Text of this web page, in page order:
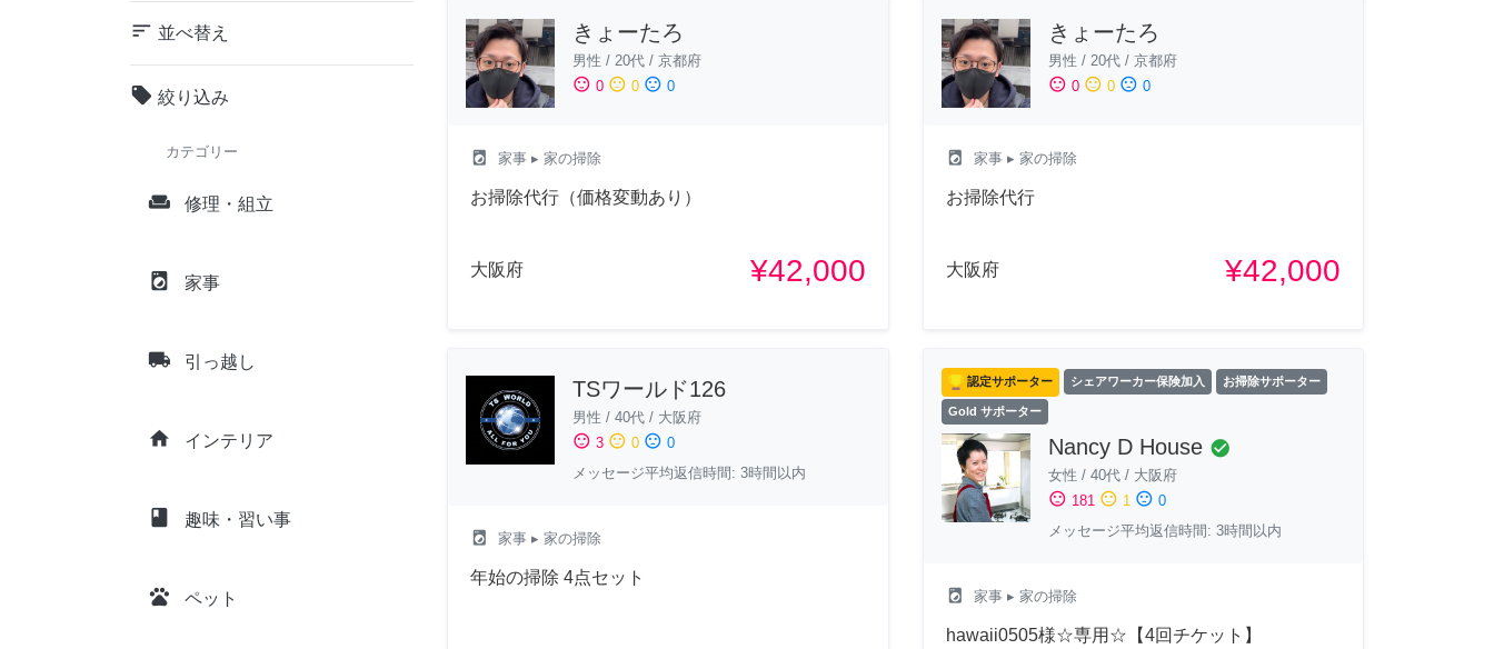
sort 並べ替え
local_offer 絞り込み
カテゴリー
weekend 修理・組立
local_laundry_service 家事
local_shipping 引っ越し
home インテリア
class 趣味・習い事
pets ペット
きょーたろ
男性 / 20代 / 京都府
sentiment_satisfied 0 sentiment_neutral 0 sentiment_dissatisfied 0
local_laundry_service 家事 ▸ 家の掃除
お掃除代行（価格変動あり）
大阪府 ¥42,000
きょーたろ
男性 / 20代/ 京都府
sentiment_satisfied 0 sentiment_neutral 0 sentiment_dissatisfied 0
local_laundry_service 家事▸ 家の掃除
お掃除代行
大阪府 ¥42,000
TSワールド126
男性 / 40代 / 大阪府
sentiment_satisfied 3 sentiment_neutral 0 sentiment_dissatisfied 0
メッセージ平均返信時間: 3時間以内
local_laundry_service 家事 ▸ 家の掃除
年始の掃除 4点セット
認定サポーター シェアワーカー保険加入 お掃除サポーター
Gold サポーター
Nancy D House check_circle
女性 / 40代/ 大阪府
sentiment_satisfied 181 sentiment_neutral 1 sentiment_dissatisfied 0
メッセージ平均返信時間: 3時間以内
local_laundry_service 家事▸ 家の掃除
hawaii0505様☆専用☆【4回チケット】